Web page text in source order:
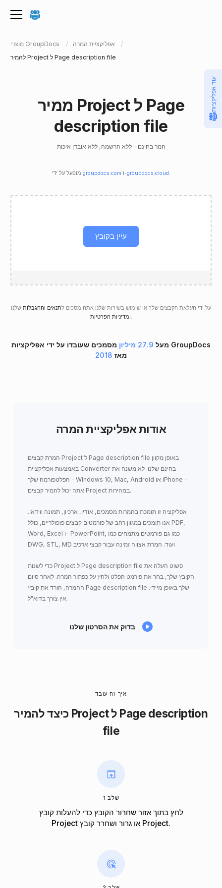
מוצרי GroupDocs
אפליקציית המרה
להמיר Project ל Page description file
ממיר Project ל Page
description file
המר בחינם - ללא הרשמה, ללא אובדן איכות
groupdocs.com ו-groupdocs.cloud .
עיין בקובץ
על ידי העלאת הקבצים שלך או שימוש בשירות שלנו אתה מסכים לתנאים וההגבלות שלנו
ומדיניות הפרטיות .
מעל 27.9 מיליון
מסמכים שעובדו על ידי אפליקציות GroupDocs
מאז 2018
אודות אפליקציית המרה
המרת קבצים Project ל Page description file באופן מקוון
באמצעות אפליקציית Converter בחינם שלנו. לא משנה את
הפלטפורמה שלך - Windows 10, Mac, Android או iPhone -
אתה יכול להמיר קבצים Project במהירות.
אפליקציה זו תומכת בהמרות מסמכים, אודיו, ארכיון, תמונה ווידאו.
אנו תומכים במגוון רחב של פורמטים קבצים פופולריים, כולל PDF,
Word, Excel ו- PowerPoint, כמו גם פורמטים מתמחים כמו
DWG, STL, MD ועוד. המרת אצווה זמינה עבור קבצי ארכיב
כדי לשנות Project ל Page description file פשוט העלה את
הקובץ שלך, בחר את פורמט הפלט ולחץ על כפתור המרה. לאחר סיום
ההמרה, הורד את קובץ Page description file שלך באופן מיידי.
אין צורך בדוא"ל.
בדוק את הסרטון שלנו
איך זה עובד
כיצד להמיר Project ל Page description
file
שלב 1
לחץ בתוך אזור שחרור הקובץ כדי להעלות קובץ
Project או גרור ושחרר קובץ Project.
עוד אפליקציות